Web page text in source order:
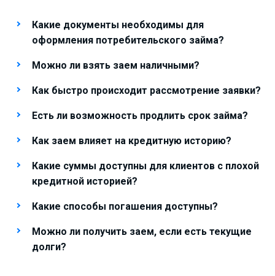
Какие документы необходимы для
оформления потребительского займа?
Можно ли взять заем наличными?
Как быстро происходит рассмотрение заявки?
Есть ли возможность продлить срок займа?
Как заем влияет на кредитную историю?
Какие суммы доступны для клиентов с плохой
кредитной историей?
Какие способы погашения доступны?
Можно ли получить заем, если есть текущие
долги?